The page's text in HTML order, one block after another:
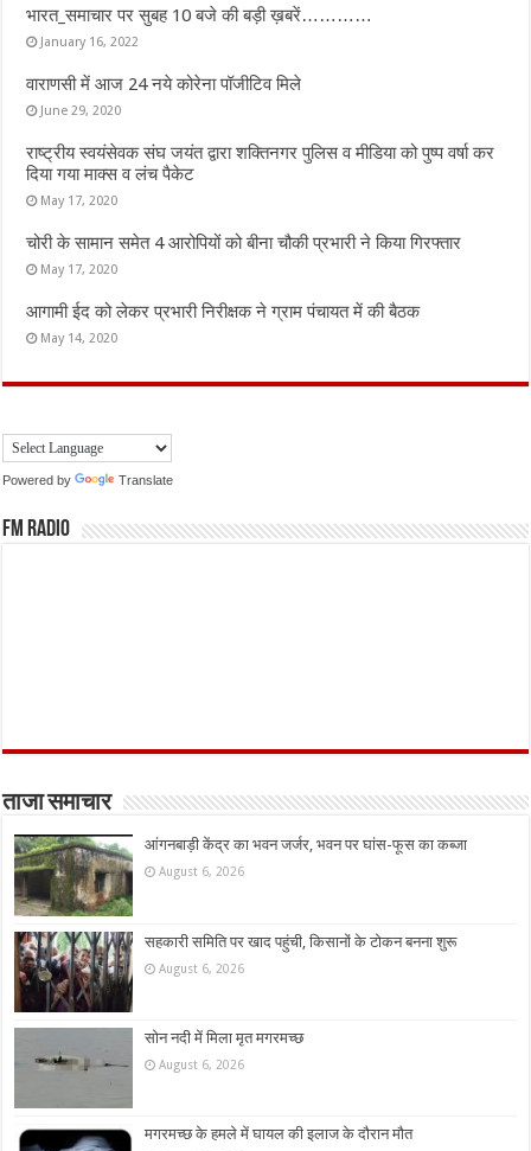
भारत_समाचार पर सुबह 10 बजे की बड़ी ख़बरें…………
January 16, 2022
वाराणसी में आज 24 नये कोरेना पॉजीटिव मिले
June 29, 2020
राष्ट्रीय स्वयंसेवक संघ जयंत द्वारा शक्तिनगर पुलिस व मीडिया को पुष्प वर्षा कर
दिया गया माक्स व लंच पैकेट
May 17, 2020
चोरी के सामान समेत 4 आरोपियों को बीना चौकी प्रभारी ने किया गिरफ्तार
May 17, 2020
आगामी ईद को लेकर प्रभारी निरीक्षक ने ग्राम पंचायत में की बैठक
May 14, 2020
Powered by Translate
FM Radio
ताजा समाचार
आंगनबाड़ी केंद्र का भवन जर्जर, भवन पर घांस-फूस का कब्जा
August 6, 2026
सहकारी समिति पर खाद पहुंची, किसानों के टोकन बनना शुरू
August 6, 2026
सोन नदी में मिला मृत मगरमच्छ
August 6, 2026
मगरमच्छ के हमले में घायल की इलाज के दौरान मौत